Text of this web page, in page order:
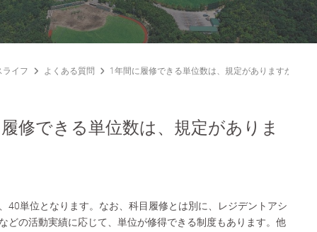
ライフ よくある質問 1年間に履修できる単位数は、規定がありますか？
修できる単位数は、規定がありま
40単位となります。なお、科目履修とは別に、レジデントアシ
どの活動実績に応じて、単位が修得できる制度もあります。他